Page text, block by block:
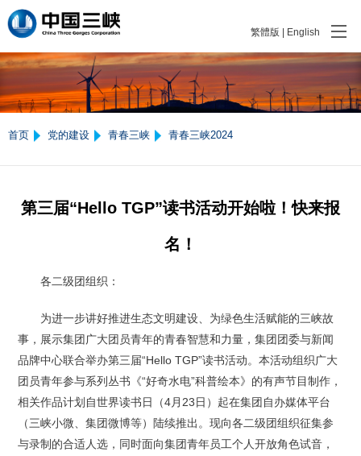
繁體版 English
首页 党的建设 青春三峡 青春三峡2024
第三届“Hello TGP”读书活动开始啦！快来报
名！
各二级团组织：
为进一步讲好推进生态文明建设、为绿色生活赋能的三峡故
事，展示集团广大团员青年的青春智慧和力量，集团团委与新闻
品牌中心联合举办第三届“Hello TGP”读书活动。本活动组织广大
团员青年参与系列丛书《“好奇水电”科普绘本》的有声节目制作，
相关作品计划自世界读书日（4月23日）起在集团自办媒体平台
（三峡小微、集团微博等）陆续推出。现向各二级团组织征集参
与录制的合适人选，同时面向集团青年员工个人开放角色试音，